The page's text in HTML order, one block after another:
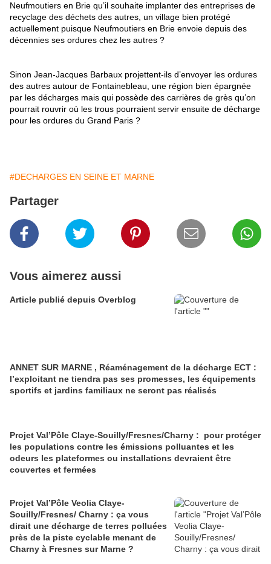
Neufmoutiers en Brie qu’il souhaite implanter des entreprises de
recyclage des déchets des autres, un village bien protégé
actuellement puisque Neufmoutiers en Brie envoie depuis des
décennies ses ordures chez les autres ?
Sinon Jean-Jacques Barbaux projettent-ils d’envoyer les ordures
des autres autour de Fontainebleau, une région bien épargnée
par les décharges mais qui possède des carrières de grès qu’on
pourrait rouvrir où les trous pourraient servir ensuite de décharge
pour les ordures du Grand Paris ?
#DECHARGES EN SEINE ET MARNE
Partager
Vous aimerez aussi
Article publié depuis Overblog
ANNET SUR MARNE , Réaménagement de la décharge ECT :
l’exploitant ne tiendra pas ses promesses, les équipements
sportifs et jardins familiaux ne seront pas réalisés
Projet Val’Pôle Claye-Souilly/Fresnes/Charny : pour protéger
les populations contre les émissions polluantes et les
odeurs les plateformes ou installations devraient être
couvertes et fermées
Projet Val’Pôle Veolia Claye-
Souilly/Fresnes/ Charny : ça vous
dirait une décharge de terres polluées
près de la piste cyclable menant de
Charny à Fresnes sur Marne ?